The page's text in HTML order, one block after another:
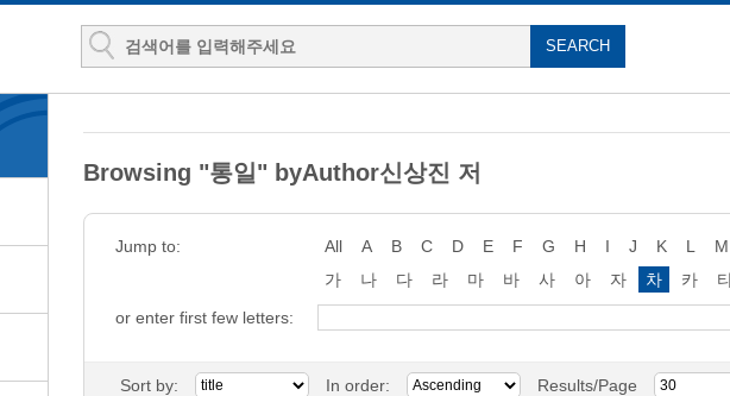
Browsing "통일" byAuthor신상진 저
Jump to: All A B C D E F G H I J K L M
가
나 다 라 마 바 사 아 자 차 카
or enter first few letters:
Sort by: In order: Results/Page